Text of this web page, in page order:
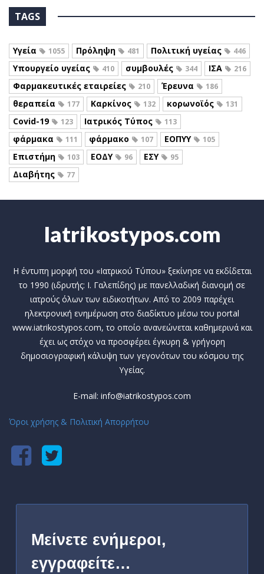
TAGS
Υγεία 1055 Πρόληψη 481 Πολιτική υγείας 446
Υπουργείο υγείας 410 συμβουλές 344 ΙΣΑ 216
Φαρμακευτικές εταιρείες 210 Έρευνα 186
θεραπεία 177 Καρκίνος 132 κορωνοϊός 131
Covid-19 123 Ιατρικός Τύπος 113
φάρμακα 111 φάρμακο 107 ΕΟΠΥΥ 105
Επιστήμη 103 ΕΟΔΥ 96 ΕΣΥ 95
Διαβήτης 77
Iatrikostypos.com
Η έντυπη μορφή του «Ιατρικού Τύπου» ξεκίνησε να εκδίδεται
το 1990 (ιδρυτής: Ι. Γαλεπίδης) με πανελλαδική διανομή σε
ιατρούς όλων των ειδικοτήτων. Από το 2009 παρέχει
ηλεκτρονική ενημέρωση στο διαδίκτυο μέσω του portal
www.iatrikostypos.com, το οποίο ανανεώνεται καθημερινά και
έχει ως στόχο να προσφέρει έγκυρη & γρήγορη
δημοσιογραφική κάλυψη των γεγονότων του κόσμου της
Υγείας.
E-mail: info@iatrikostypos.com
Όροι χρήσης & Πολιτική Απορρήτου
Μείνετε ενήμεροι,
εγγραφείτε…